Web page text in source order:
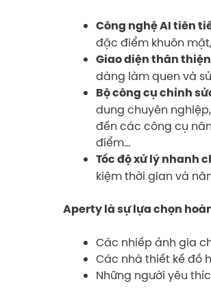
Công nghệ AI tiên
đặc điểm khuôn
Giao diện thân
dàng làm quen và
Bộ công cụ chỉnh
dung chuyên
đến các công cụ
điểm…
Tốc độ xử lý nhanh
kiệm thời gian và
Aperty là sự lựa chọn
Các nhiếp ảnh gia
Các nhà thiết kế đồ
Những người yêu